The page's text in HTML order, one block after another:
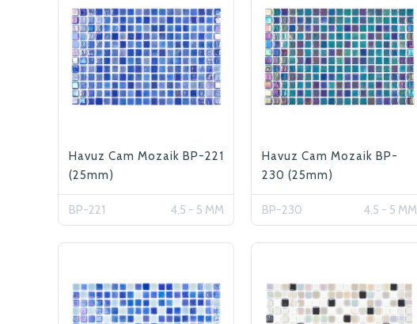
Havuz Cam Mozaik BP-221
(25mm)
BP-221 4,5 - 5 MM
Havuz Cam Mozaik BP-
230 (25mm)
BP-230 4,5 - 5 MM